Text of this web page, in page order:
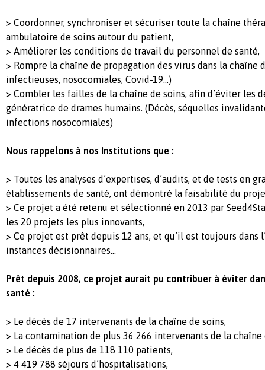
> Coordonner, synchroniser et sécuriser toute la chaîne
ambulatoire de soins autour du patient,
> Améliorer les conditions de travail du personnel de santé,
> Rompre la chaîne de propagation des virus dans la chaîne
infectieuses, nosocomiales, Covid-19…)
> Combler les failles de la chaîne de soins, afin d’éviter les
génératrice de drames humains. (Décès, séquelles
infections nosocomiales)
Nous rappelons à nos Institutions que :
> Toutes les analyses d’expertises, d’audits, et de tests en
établissements de santé, ont démontré la faisabilité du
> Ce projet a été retenu et sélectionné en 2013 par
les 20 projets les plus innovants,
> Ce projet est prêt depuis 12 ans, et qu’il est toujours dans
instances décisionnaires…
Prêt depuis 2008, ce projet aurait pu contribuer à éviter
santé :
> Le décès de 17 intervenants de la chaîne de soins,
> La contamination de plus 36 266 intervenants de la chaîne
> Le décès de plus de 118 110 patients,
> 4 419 788 séjours d’hospitalisations,